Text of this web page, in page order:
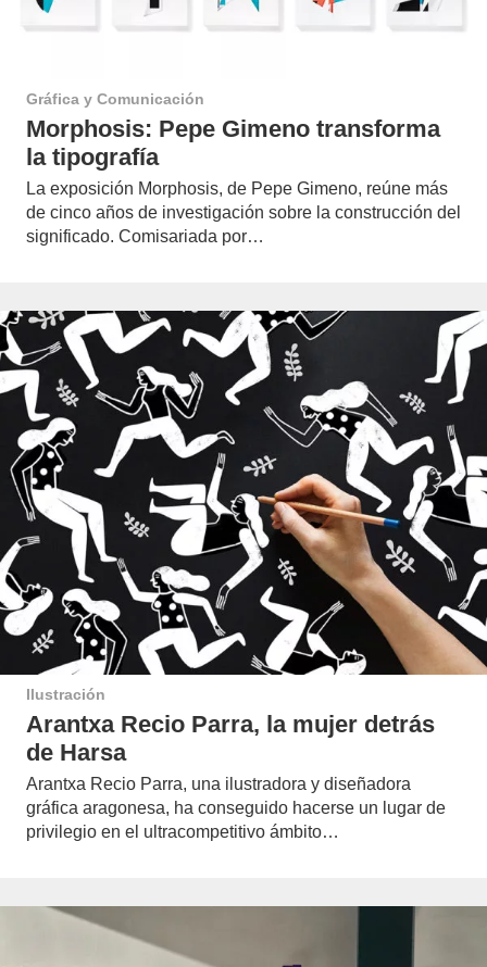
Gráfica y Comunicación
Morphosis: Pepe Gimeno transforma
la tipografía
La exposición Morphosis, de Pepe Gimeno, reúne más
de cinco años de investigación sobre la construcción del
significado. Comisariada por…
Ilustración
Arantxa Recio Parra, la mujer detrás
de Harsa
Arantxa Recio Parra, una ilustradora y diseñadora
gráfica aragonesa, ha conseguido hacerse un lugar de
privilegio en el ultracompetitivo ámbito…